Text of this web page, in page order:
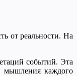
от реальности. На
событий. Эта
мышления каждого